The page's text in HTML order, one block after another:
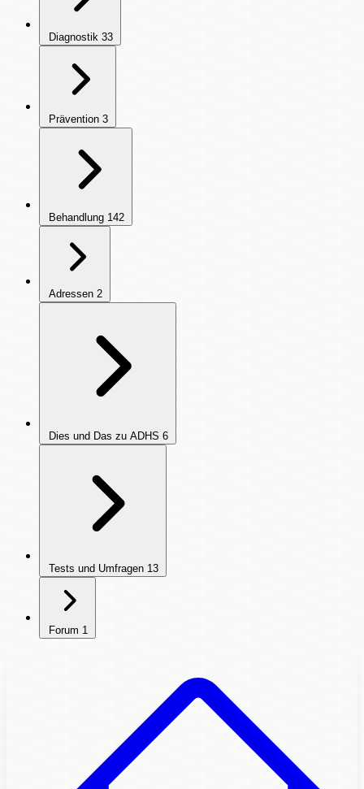
Diagnostik 33
Prävention 3
Behandlung 142
Adressen 2
Dies und Das zu ADHS 6
Tests und Umfragen 13
Forum 1